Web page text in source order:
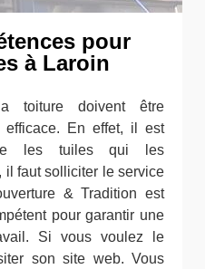
pour
à Laroin
toiture doivent être
efficace. En effet, il est
les tuiles qui les
il faut solliciter le service
& Tradition est
pour garantir une
Si vous voulez le
son site web. Vous